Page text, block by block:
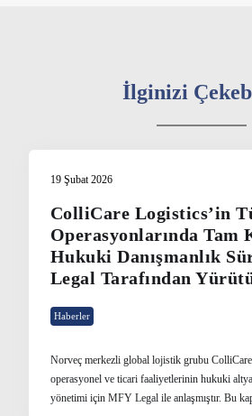
İlginizi
19 Şubat 2026
ColliCare Logistics’in
Operasyonlarında Tam
Hukuki Danışmanlık
Legal Tarafından
Haberler
Norveç merkezli global lojistik grubu
operasyonel ve ticari faaliyetlerinin hukuki
yönetimi için MFY Legal ile anlaşmıştır. Bu